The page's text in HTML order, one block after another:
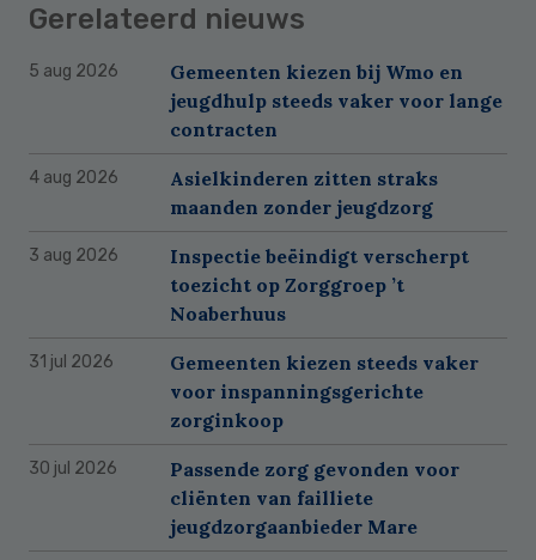
Gerelateerd nieuws
5 aug 2026
Gemeenten kiezen bij Wmo en
jeugdhulp steeds vaker voor lange
contracten
4 aug 2026
Asielkinderen zitten straks
maanden zonder jeugdzorg
3 aug 2026
Inspectie beëindigt verscherpt
toezicht op Zorggroep ’t
Noaberhuus
31 jul 2026
Gemeenten kiezen steeds vaker
voor inspanningsgerichte
zorginkoop
30 jul 2026
Passende zorg gevonden voor
cliënten van failliete
jeugdzorgaanbieder Mare